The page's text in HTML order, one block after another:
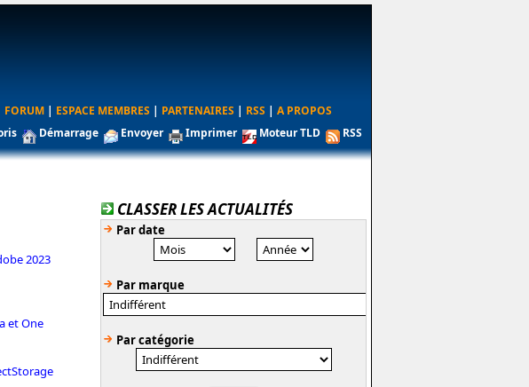
FORUM | ESPACE MEMBRES | PARTENAIRES | RSS | A PROPOS
Démarrage Envoyer Imprimer Moteur TLD RSS
2023
et One
CLASSER LES ACTUALITÉS
Par date
Par marque
Par catégorie